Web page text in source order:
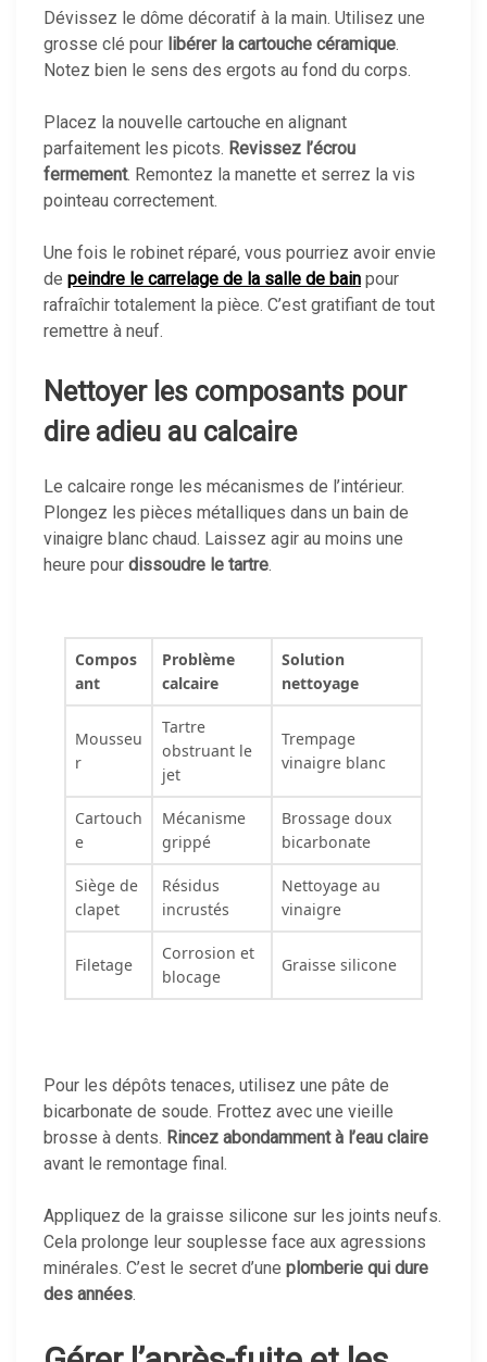
Dévissez le dôme décoratif à la main. Utilisez une
grosse clé pour libérer la cartouche céramique.
Notez bien le sens des ergots au fond du corps.
Placez la nouvelle cartouche en alignant
parfaitement les picots. Revissez l’écrou
fermement. Remontez la manette et serrez la vis
pointeau correctement.
Une fois le robinet réparé, vous pourriez avoir envie
de peindre le carrelage de la salle de bain pour
rafraîchir totalement la pièce. C’est gratifiant de tout
remettre à neuf.
Nettoyer les composants pour
dire adieu au calcaire
Le calcaire ronge les mécanismes de l’intérieur.
Plongez les pièces métalliques dans un bain de
vinaigre blanc chaud. Laissez agir au moins une
heure pour dissoudre le tartre.
Compos
ant
Problème
calcaire
Solution
nettoyage
Mousseu
r
Tartre
obstruant le
jet
Trempage
vinaigre blanc
Cartouch
e
Mécanisme
grippé
Brossage doux
bicarbonate
Siège de
clapet
Résidus
incrustés
Nettoyage au
vinaigre
Filetage
Corrosion et
blocage
Graisse silicone
Pour les dépôts tenaces, utilisez une pâte de
bicarbonate de soude. Frottez avec une vieille
brosse à dents. Rincez abondamment à l’eau claire
avant le remontage final.
Appliquez de la graisse silicone sur les joints neufs.
Cela prolonge leur souplesse face aux agressions
minérales. C’est le secret d’une plomberie qui dure
des années.